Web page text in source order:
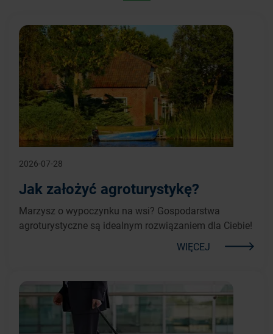
2026-07-28
Jak założyć agroturystykę?
Marzysz o wypoczynku na wsi? Gospodarstwa
agroturystyczne są idealnym rozwiązaniem dla Ciebie!
WIĘCEJ